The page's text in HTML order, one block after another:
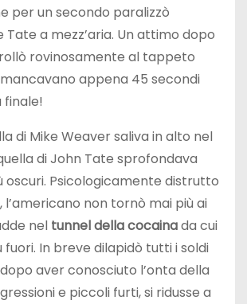
per un secondo paralizzò
a mezz’aria. Un attimo dopo
rovinosamente al tappeto
mancavano appena 45 secondi
finale!
di Mike Weaver saliva in alto nel
di John Tate sprofondava
oscuri. Psicologicamente distrutto
non tornò mai più ai
nel tunnel della cocainada cui
fuori. In breve dilapidò tutti i soldi
aver conosciuto l’onta della
e piccoli furti, si ridusse a